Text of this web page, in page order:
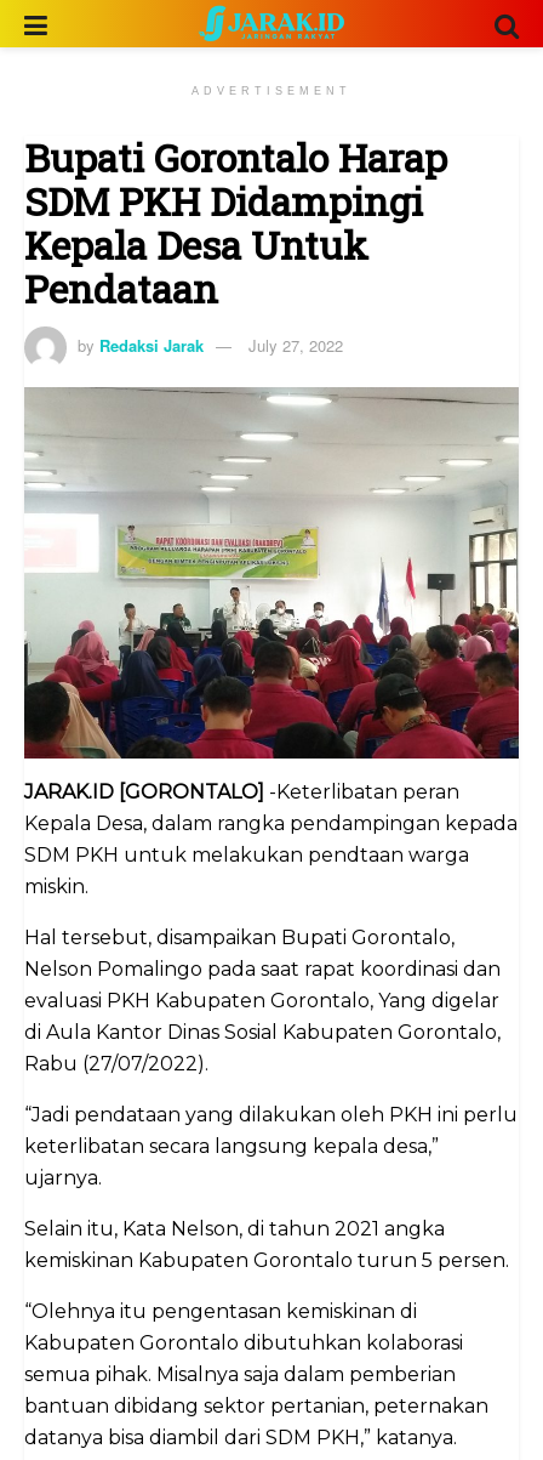
ADVERTISEMENT
Bupati Gorontalo Harap
SDM PKH Didampingi
Kepala Desa Untuk
Pendataan
by Redaksi Jarak July 27, 2022
JARAK.ID [GORONTALO] -Keterlibatan peran
Kepala Desa, dalam rangka pendampingan kepada
SDM PKH untuk melakukan pendtaan warga
miskin.
Hal tersebut, disampaikan Bupati Gorontalo,
Nelson Pomalingo pada saat rapat koordinasi dan
evaluasi PKH Kabupaten Gorontalo, Yang digelar
di Aula Kantor Dinas Sosial Kabupaten Gorontalo,
Rabu (27/07/2022).
“Jadi pendataan yang dilakukan oleh PKH ini perlu
keterlibatan secara langsung kepala desa,”
ujarnya.
Selain itu, Kata Nelson, di tahun 2021 angka
kemiskinan Kabupaten Gorontalo turun 5 persen.
“Olehnya itu pengentasan kemiskinan di
Kabupaten Gorontalo dibutuhkan kolaborasi
semua pihak. Misalnya saja dalam pemberian
bantuan dibidang sektor pertanian, peternakan
datanya bisa diambil dari SDM PKH,” katanya.